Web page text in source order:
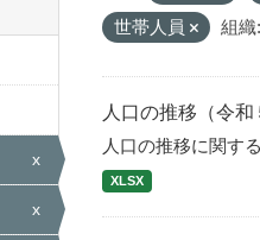
x
x
世帯人員
組織:
人口の推移（令和
人口の推移に関す
XLSX